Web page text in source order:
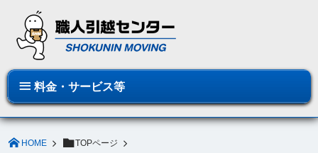
料金・サービス等
HOME TOPページ